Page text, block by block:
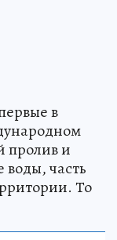
в
пролив и
часть
То